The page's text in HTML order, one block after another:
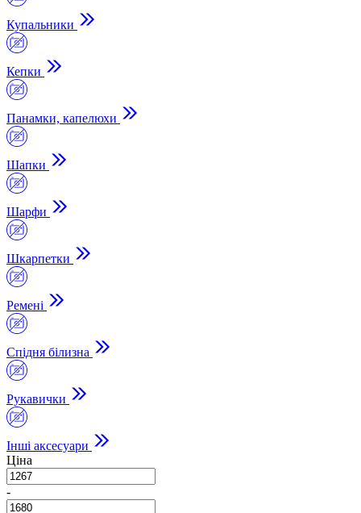
Купальники
Кепки
Панамки, капелюхи
Шапки
Шарфи
Шкарпетки
Ремені
Спідня білизна
Рукавички
Інші аксесуари
Ціна
-